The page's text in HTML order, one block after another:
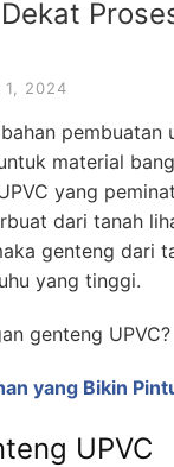
1, 2024
pembuatan
material
yang
dari tanah
genteng dari
yang tinggi.
genteng UPVC?
yang Bikin
UPVC